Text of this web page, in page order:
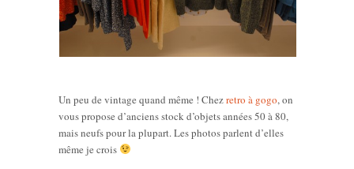
Un peu de vintage quand même ! Chezretro à gogo, on
vous propose d’anciens stock d’objets années 50 à 80,
mais neufs pour la plupart. Les photos parlent d’elles
même je crois